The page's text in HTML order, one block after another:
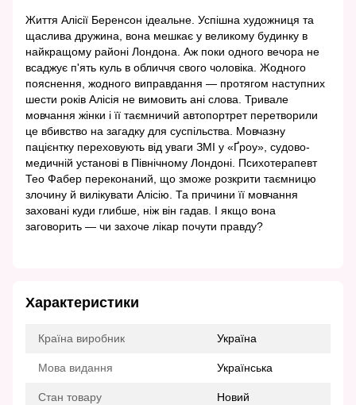
Життя Алісії Беренсон ідеальне. Успішна художниця та
щаслива дружина, вона мешкає у великому будинку в
найкращому районі Лондона. Аж поки одного вечора не
всаджує п'ять куль в обличчя свого чоловіка. Жодного
пояснення, жодного виправдання — протягом наступних
шести років Алісія не вимовить ані слова. Тривале
мовчання жінки і її таємничий автопортрет перетворили
це вбивство на загадку для суспільства. Мовчазну
пацієнтку переховують від уваги ЗМІ у «Ґроу», судово-
медичній установі в Північному Лондоні. Психотерапевт
Тео Фабер переконаний, що зможе розкрити таємницю
злочину й вилікувати Алісію. Та причини її мовчання
заховані куди глибше, ніж він гадав. І якщо вона
заговорить — чи захоче лікар почути правду?
Характеристики
Країна виробник Україна
Мова видання Українська
Стан товару Новий